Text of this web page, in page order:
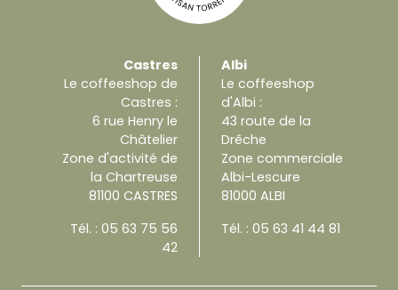
Castres
Le coffeeshop de
Castres :
6 rue Henry le
Châtelier
Zone d'activité de
la Chartreuse
81100 CASTRES
Tél. :05 63 75 56
42
Albi
Le coffeeshop
d'Albi :
43 route de la
Drêche
Zone commerciale
Albi-Lescure
81000 ALBI
Tél. :05 63 41 44 81